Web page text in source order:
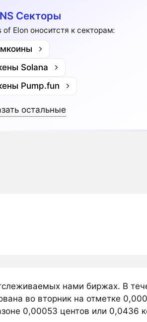
Секторы
of Elon оноситстя к секторам:
Solana
Pump.fun
остальные
нами биржах. В
во вторник на отметке
0,00053 центов или 0,0436